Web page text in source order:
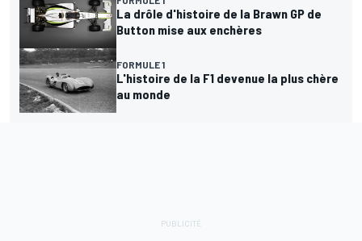
La drôle d'histoire de la Brawn GP de
Button mise aux enchères
FORMULE 1
L'histoire de la F1 devenue la plus chère
au monde